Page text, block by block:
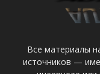
Все материалы
источников —